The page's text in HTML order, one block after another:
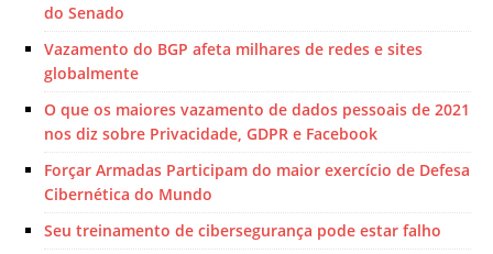
do Senado
Vazamento do BGP afeta milhares de redes e sites
globalmente
O que os maiores vazamento de dados pessoais de 2021
nos diz sobre Privacidade, GDPR e Facebook
Forçar Armadas Participam do maior exercício de Defesa
Cibernética do Mundo
Seu treinamento de cibersegurança pode estar falho